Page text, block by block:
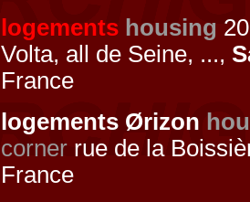
logements housing
Volta, all de Seine, ...,
France
logements Ørizon
corner rue de la
France